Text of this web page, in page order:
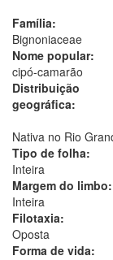
Família:
Bignoniaceae
Nome popular:
cipó-camarão
Distribuição
geográfica:
Nativa no Rio
Tipo de folha:
Inteira
Margem do limbo:
Inteira
Filotaxia:
Oposta
Forma de vida: